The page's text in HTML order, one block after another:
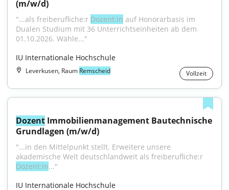
(m/w/d)
"...als freiberufliche:r Dozent:in auf Honorarbasis im
Dualen Studium mit 36 Unterrichtseinheiten ab dem
01.10.2026. Wähle..."
IU Internationale Hochschule
Leverkusen, Raum Remscheid Vollzeit
Dozent Immobilienmanagement Bautechnische
Grundlagen (m/w/d)
"...in den Mittelpunkt stellt. Erweitere unsere
Dozent:in..."
IU Internationale Hochschule